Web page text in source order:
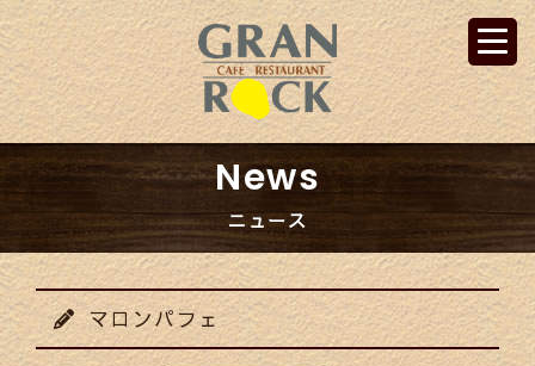
News
ニュース
マロンパフェ